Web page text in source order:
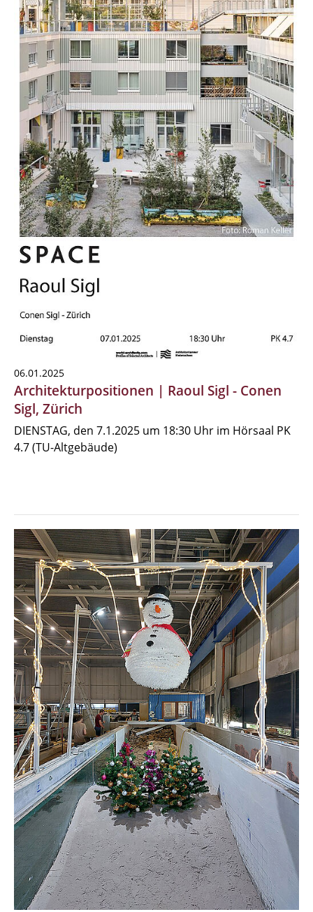
06.01.2025
Architekturpositionen | Raoul Sigl - Conen
Sigl, Zürich
DIENSTAG, den 7.1.2025 um 18:30 Uhr im Hörsaal PK
4.7 (TU-Altgebäude)